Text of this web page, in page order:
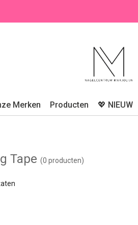
Merken Producten 💖 NIEUW
Tape (0 producten)